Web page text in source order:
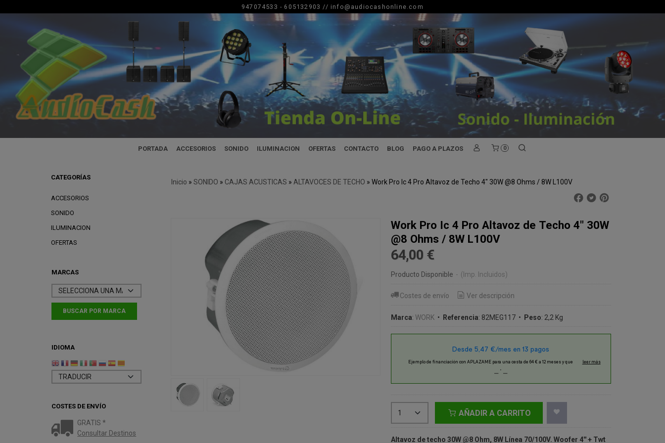
947074533 - 605132903 // info@audiocashonline.com
PORTADA ACCESORIOS SONIDO ILUMINACION OFERTAS CONTACTO BLOG PAGO A PLAZOS 0
CATEGORÍAS
ACCESORIOS
SONIDO
ILUMINACION
OFERTAS
MARCAS
IDIOMA
COSTES DE ENVÍO
GRATIS *
Consultar Destinos
Inicio » SONIDO » CAJAS ACUSTICAS » ALTAVOCES DE TECHO » Work Pro Ic 4 Pro Altavoz de Techo 4" 30W @8 Ohms / 8W L100V
Work Pro Ic 4 Pro Altavoz de Techo 4" 30W
@8 Ohms / 8W L100V
64,00 €
Producto Disponible - (Imp. Incluidos)
Costes de envío Ver descripción
Marca: WORK• Referencia: 82MEG117• Peso: 2,2 Kg
AÑADIR A CARRITO
Altavoz de techo 30W @8 Ohm, 8W Línea 70/100V. Woofer 4'' + Twt